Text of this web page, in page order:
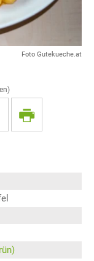
Foto Gutekueche.at